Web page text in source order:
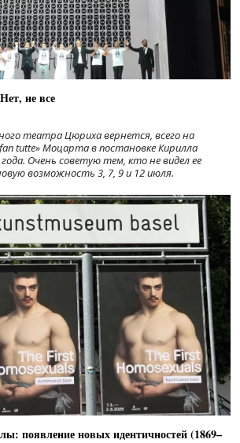
не все
театра Цюриха вернется, всего на
tutte» Моцарта в постановке Кирилла
Очень советую тем, кто не видел ее
возможность 3, 7, 9 и 12 июля.
появление новых идентичностей (1869–